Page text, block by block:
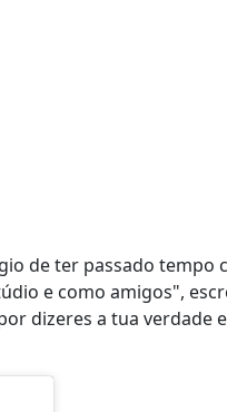
de ter passado tempo
e como amigos",
dizeres a tua verdade